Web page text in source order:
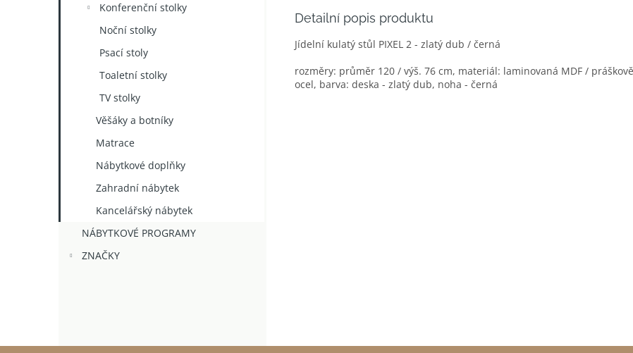
Konferenční stolky
Noční stolky
Psací stoly
Toaletní stolky
TV stolky
Věšáky a botníky
Matrace
Nábytkové doplňky
Zahradní nábytek
Kancelářský nábytek
NÁBYTKOVÉ PROGRAMY
ZNAČKY
Detailní popis produktu
Jídelní kulatý stůl PIXEL 2 - zlatý dub / černá
rozměry: průměr 120 / výš. 76 cm, materiál: laminovaná MDF /
ocel, barva: deska - zlatý dub, noha - černá